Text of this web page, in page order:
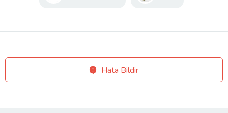
Hata Bildir